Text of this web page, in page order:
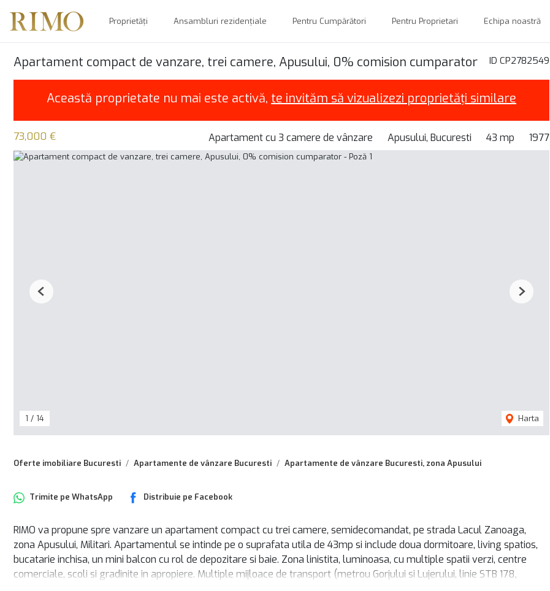
Proprietăți Ansambluri rezidențiale Pentru Cumpărători Pentru Proprietari Echipa noastră
ID CP2782549
Apartament compact de vanzare, trei camere, Apusului, 0% comision cumparator
Această proprietate nu mai este activă, te invităm să vizualizezi proprietăți similare
73,000 € Apartament cu 3 camere de vânzare Apusului, Bucuresti 43 mp 1977
1 / 14 Harta
Previous Next
Oferte imobiliare Bucuresti Apartamente de vânzare Bucuresti Apartamente de vânzare Bucuresti, zona Apusului
Trimite pe WhatsApp Distribuie pe Facebook
RIMO va propune spre vanzare un apartament compact cu trei camere, semidecomandat, pe strada Lacul Zanoaga,
zona Apusului, Militari. Apartamentul se intinde pe o suprafata utila de 43mp si include doua dormitoare, living spatios,
bucatarie inchisa, un mini balcon cu rol de depozitare si baie. Zona linistita, luminoasa, cu multiple spatii verzi, centre
comerciale, scoli si gradinite in apropiere. Multiple mijloace de transport (metrou Gorjului si Lujerului, linie STB 178,